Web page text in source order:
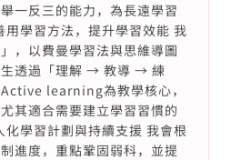
一反三的能力，為長遠學習
用學習方法，提升學習效能 我
，以費曼學習法與思維導圖
透過「理解 → 教導 → 練
learning為教學核心，
其適合需要建立學習習慣的
化學習計劃與持續支援 我會根
進度，重點鞏固弱科，並提